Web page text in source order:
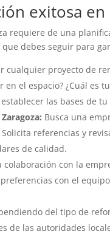
exitosa en
requiere de una
debes seguir para
cualquier proyecto de
el espacio? ¿Cuál es
las bases de tu
Busca una
referencias y
de calidad.
colaboración con la
con el
del tipo de
de las autoridades